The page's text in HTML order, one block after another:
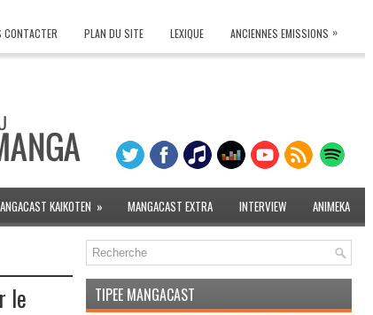
CONTACTER PLAN DU SITE LEXIQUE ANCIENNES EMISSIONS »
KAIKOTEN » MANGACAST EXTRA INTERVIEW ANIMEKA
le TIPEE MANGACAST